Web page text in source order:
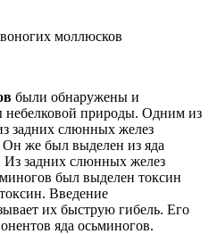
были обнаружены и
небелковой природы. Одним из
задних слюнных желез
же был выделен из яда
Из задних слюнных желез
был выделен токсин
Введение
их быструю гибель. Его
яда осьминогов.